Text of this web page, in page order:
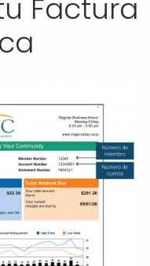
Factura